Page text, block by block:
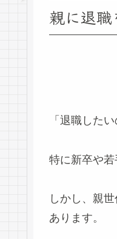
親に退
「退職した
特に新卒や
しかし、親
あります。